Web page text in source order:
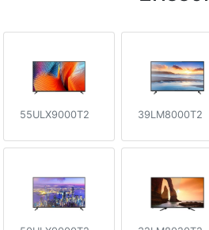
55ULX9000T2 39LM8000T2